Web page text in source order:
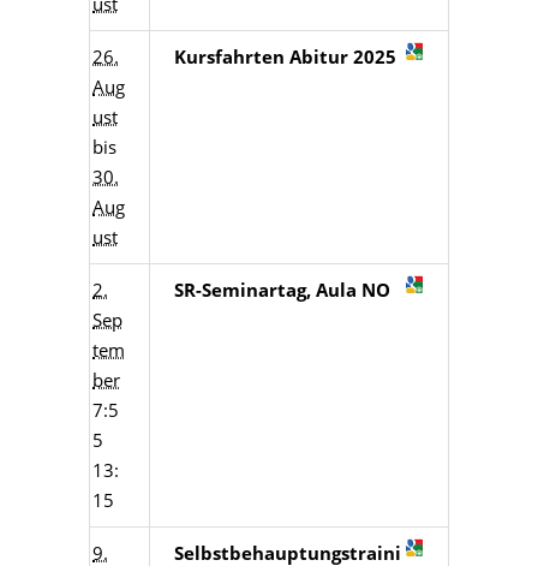
26.
Aug
ust
bis
30.
Aug
ust
Kursfahrten Abitur 2025
2.
Sep
tem
ber
7:5
5
13:
15
SR-Seminartag, Aula NO
9.
Selbstbehauptungstraini